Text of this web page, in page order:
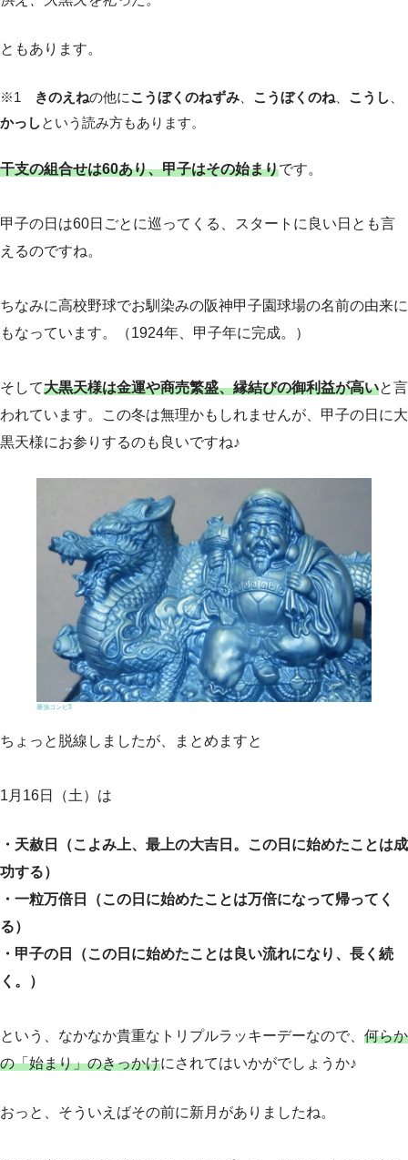
ともあります。
※1 きのえねの他にこうぼくのねずみ こうぼくのね こうし
かっしという読み方もあります。
干支の組合せは60あり、甲子はその始まりです。
甲子の日は60日ごとに巡ってくる、スタートに良い日とも言
えるのですね。
ちなみに高校野球でお馴染みの阪神甲子園球場の名前の由来に
もなっています。（1924年、甲子年に完成。）
そして大黒天様は金運や商売繁盛、縁結びの御利益が高いと言
われています。この冬は無理かもしれませんが、甲子の日に大
黒天様にお参りするのも良いですね♪
最強コンピ⁈
ちょっと脱線しましたが、まとめますと
1月16日（土）は
・天赦日（こよみ上、最上の大吉日。この日に始めたことは成
功する）
・一粒万倍日（この日に始めたことは万倍になって帰ってく
る）
・甲子の日（この日に始めたことは良い流れになり、長く続
く。）
という、なかなか貴重なトリプルラッキーデーなので、 何らか
の「始まり」のきっかけにされてはいかがでしょうか♪
おっと、そういえばその前に新月がありましたね。